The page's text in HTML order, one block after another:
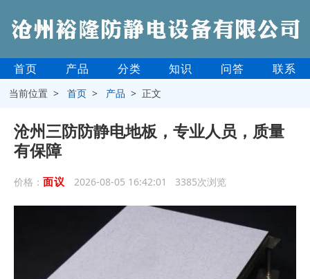
首页 产品 分类 知识 问答 联系
当前位置 >首页 > 产品 > 正文
沧州三防防静电地板，专业人员，质量
有保障
价格： 面议 2026-08-05 16:42:01 3385次浏览